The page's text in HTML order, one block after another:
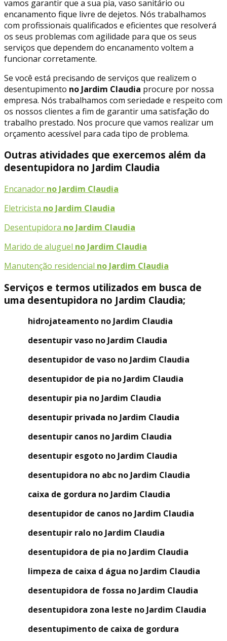
vamos garantir que a sua pia, vaso sanitário ou
encanamento fique livre de dejetos. Nós trabalhamos
com profissionais qualificados e eficientes que resolverá
os seus problemas com agilidade para que os seus
serviços que dependem do encanamento voltem a
funcionar corretamente.
Se você está precisando de serviços que realizem o
desentupimento no Jardim Claudia procure por nossa
empresa. Nós trabalhamos com seriedade e respeito com
os nossos clientes a fim de garantir uma satisfação do
trabalho prestado. Nos procure que vamos realizar um
orçamento acessível para cada tipo de problema.
Outras atividades que exercemos além da
desentupidora no Jardim Claudia
Encanador no Jardim Claudia
Eletricista no Jardim Claudia
Desentupidora no Jardim Claudia
Marido de aluguel no Jardim Claudia
Manutenção residencial no Jardim Claudia
Serviços e termos utilizados em busca de
uma desentupidora no Jardim Claudia;
hidrojateamento no Jardim Claudia
desentupir vaso no Jardim Claudia
desentupidor de vaso no Jardim Claudia
desentupidor de pia no Jardim Claudia
desentupir pia no Jardim Claudia
desentupir privada no Jardim Claudia
desentupir canos no Jardim Claudia
desentupir esgoto no Jardim Claudia
desentupidora no abc no Jardim Claudia
caixa de gordura no Jardim Claudia
desentupidor de canos no Jardim Claudia
desentupir ralo no Jardim Claudia
desentupidora de pia no Jardim Claudia
limpeza de caixa d água no Jardim Claudia
desentupidora de fossa no Jardim Claudia
desentupidora zona leste no Jardim Claudia
desentupimento de caixa de gordura